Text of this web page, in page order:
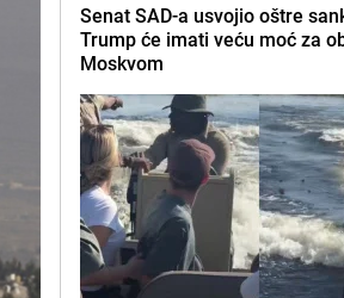
Senat SAD-a usvojio oštre
Trump će imati veću moć za
Moskvom